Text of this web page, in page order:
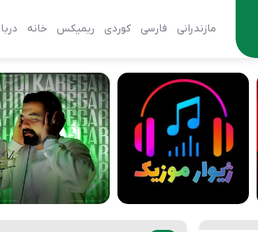
مازندرانی فارسی کوردی ریمیکس خانه